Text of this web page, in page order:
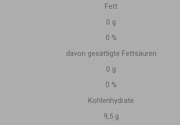
Fett
0 g
0 %
davon gesättigte Fettsäuren
0 g
0 %
Kohlenhydrate
9,5 g